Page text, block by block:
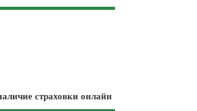
страховки онлайн